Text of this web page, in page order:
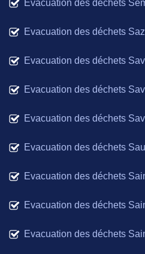
Evacuation des déchets
Evacuation des déchets
Evacuation des déchets
Evacuation des déchets
Evacuation des déchets
Evacuation des déchets
Evacuation des déchets
Evacuation des déchets
Evacuation des déchets